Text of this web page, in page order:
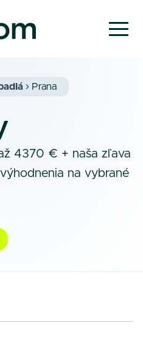
Prana
4370 € + naša zľava
na vybrané